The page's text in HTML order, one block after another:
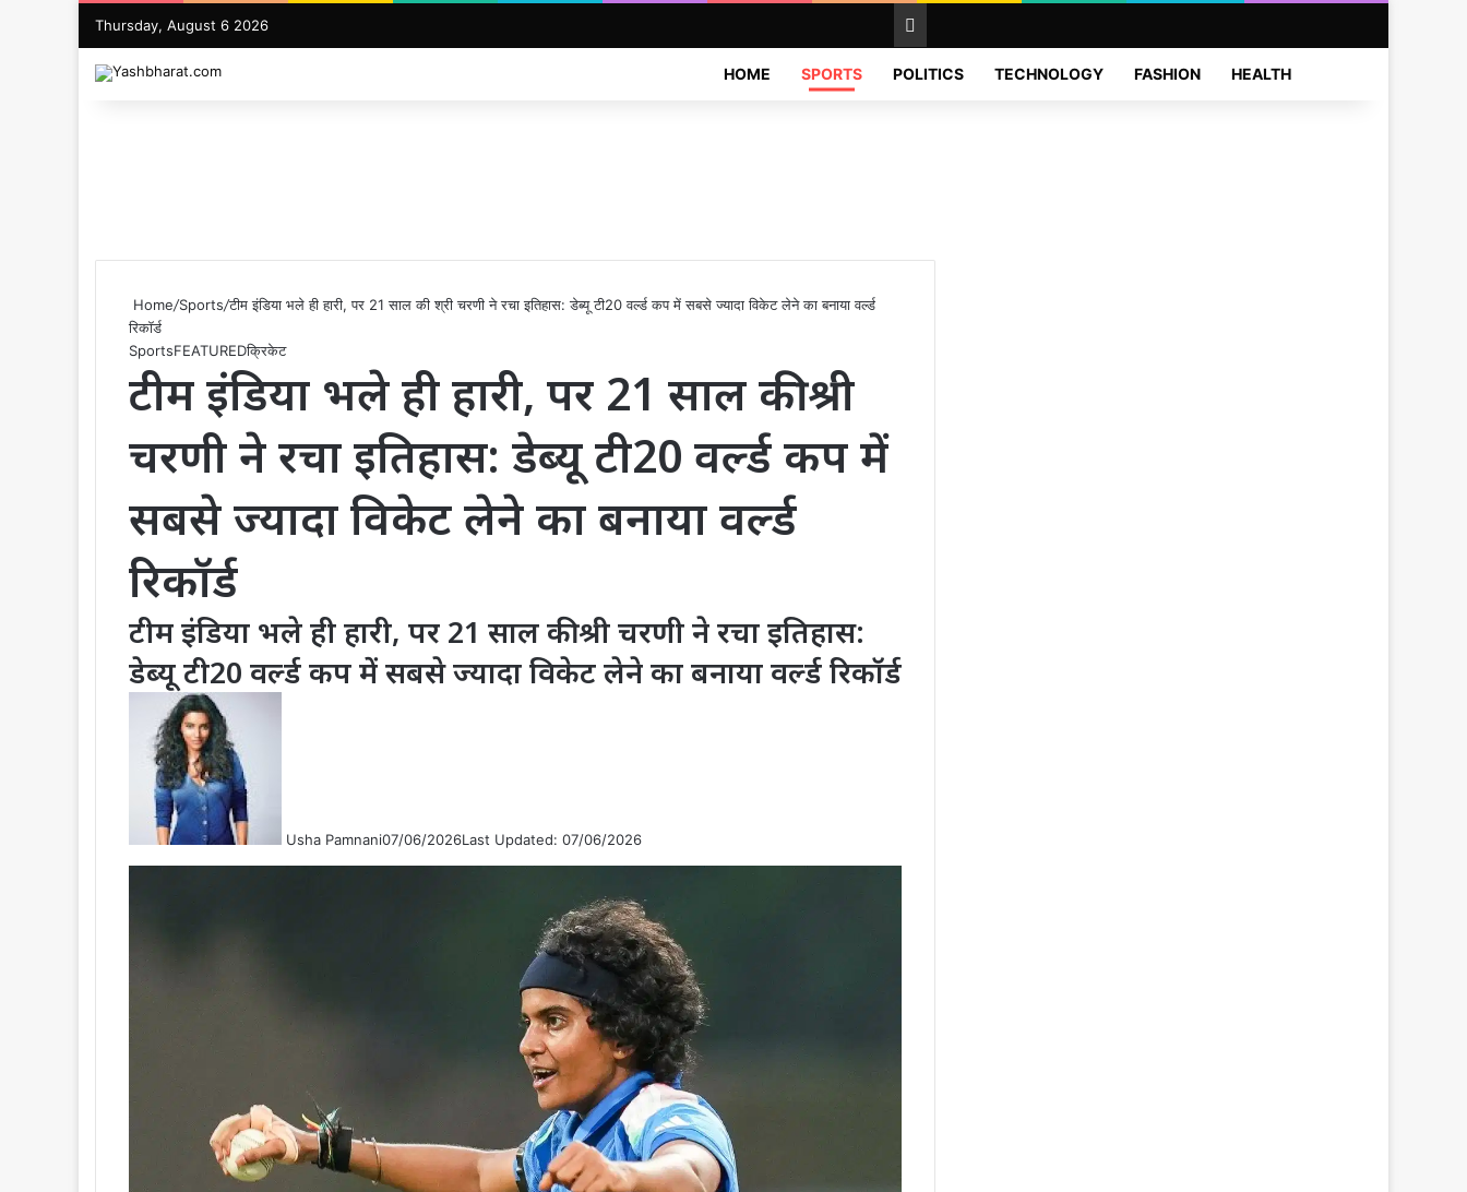
Thursday, August 6 2026 Instagram
RSS
HOME SPORTS POLITICS TECHNOLOGY FASHION HEALTH
Home/Sports/टीम इंडिया भले ही हारी, पर 21 साल की श्री चरणी ने रचा इतिहास: डेब्यू टी20 वर्ल्ड कप में सबसे ज्यादा विकेट लेने का बनाया वर्ल्ड
रिकॉर्ड
SportsFEATUREDक्रिकेट
टीम इंडिया भले ही हारी, पर 21 साल की श्री
चरणी ने रचा इतिहास: डेब्यू टी20 वर्ल्ड कप में
सबसे ज्यादा विकेट लेने का बनाया वर्ल्ड
रिकॉर्ड
टीम इंडिया भले ही हारी, पर 21 साल की श्री चरणी ने रचा इतिहास:
डेब्यू टी20 वर्ल्ड कप में सबसे ज्यादा विकेट लेने का बनाया वर्ल्ड रिकॉर्ड
Usha Pamnani07/06/2026Last Updated: 07/06/2026